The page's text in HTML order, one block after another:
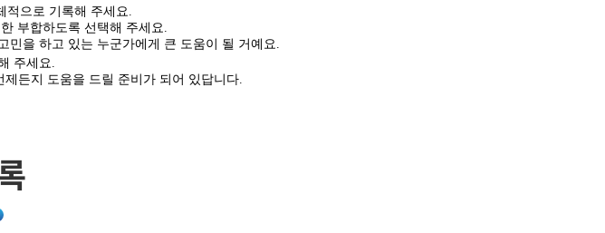
적 으로 기록해 주세요.
부합하도록 선택해 주세요.
민을 하고 있는 누군가에게 큰 도움이 될 거예요.
주세요.
든지 도움을 드릴 준비가 되어 있답니다.